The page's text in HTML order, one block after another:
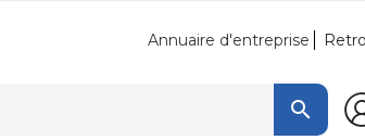
Annuaire d'entreprise
